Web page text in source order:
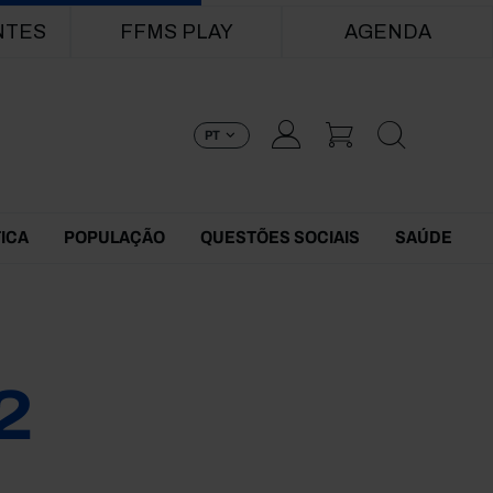
FFMS PLAY AGENDA
PT
POPULAÇÃO QUESTÕES SOCIAIS SAÚDE